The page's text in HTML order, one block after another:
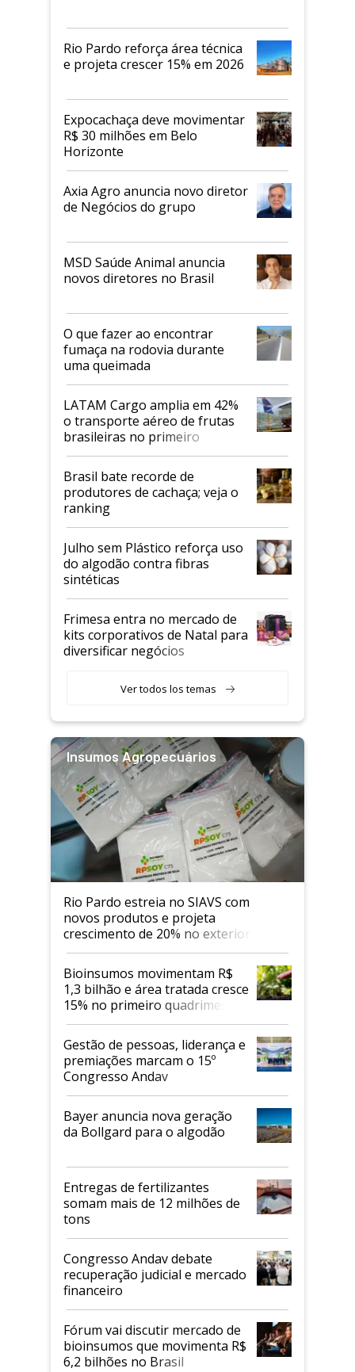
Rio Pardo reforça área técnica
e projeta crescer 15% em 2026
Expocachaça deve movimentar
R$ 30 milhões em Belo
Horizonte
Axia Agro anuncia novo diretor
de Negócios do grupo
MSD Saúde Animal anuncia
novos diretores no Brasil
O que fazer ao encontrar
fumaça na rodovia durante
uma queimada
LATAM Cargo amplia em 42%
o transporte aéreo de frutas
brasileiras no primeiro
semestre
Brasil bate recorde de
produtores de cachaça; veja o
ranking
Julho sem Plástico reforça uso
do algodão contra fibras
sintéticas
Frimesa entra no mercado de
kits corporativos de Natal para
diversificar negócios
Ver todos los temas
Insumos Agropecuários
Rio Pardo estreia no SIAVS com
novos produtos e projeta
crescimento de 20% no exterior
Bioinsumos movimentam R$
1,3 bilhão e área tratada cresce
15% no primeiro quadrimestre
de 2026
Gestão de pessoas, liderança e
premiações marcam o 15º
Congresso Andav
Bayer anuncia nova geração
da Bollgard para o algodão
Entregas de fertilizantes
somam mais de 12 milhões de
tons
Congresso Andav debate
recuperação judicial e mercado
financeiro
Fórum vai discutir mercado de
bioinsumos que movimenta R$
6,2 bilhões no Brasil